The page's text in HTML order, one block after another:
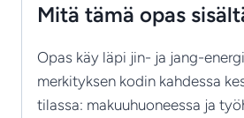
Mitä tämä opas
Opas käy läpi jin- ja jang-
merkityksen kodin kahdessa
tilassa: makuuhuoneessa ja